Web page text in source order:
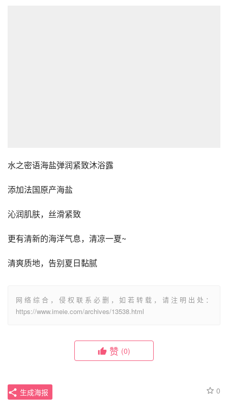
水之密语海盐弹润紧致沐浴露
添加法国原产海盐
沁润肌肤，丝滑紧致
更有清新的海洋气息，清凉一夏~
清爽质地，告别夏日黏腻
网络综合，侵权联系必删，如若转载，请注明出处：
https://www.imeie.com/archives/13538.html
赞 (0)
0
生成海报